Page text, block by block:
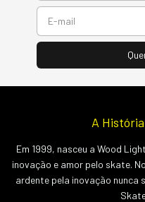
A
Em 1999, nasceu a Wood
inovação e amor pelo skate.
ardente pela inovação nunca